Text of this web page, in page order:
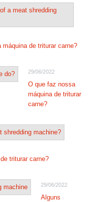
de triturar carne?
29/06/2022
O que faz nossa
máquina de triturar
carne?
triturar carne?
29/06/2022
Alguns